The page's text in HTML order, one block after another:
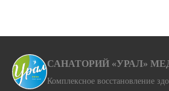
САНАТОРИЙ «УРАЛ»
Комплексное восстановление